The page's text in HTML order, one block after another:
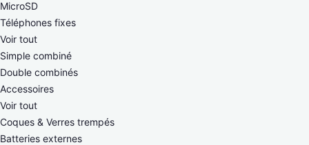
MicroSD
Téléphones fixes
Voir tout
Simple combiné
Double combinés
Accessoires
Voir tout
Coques & Verres trempés
Batteries externes